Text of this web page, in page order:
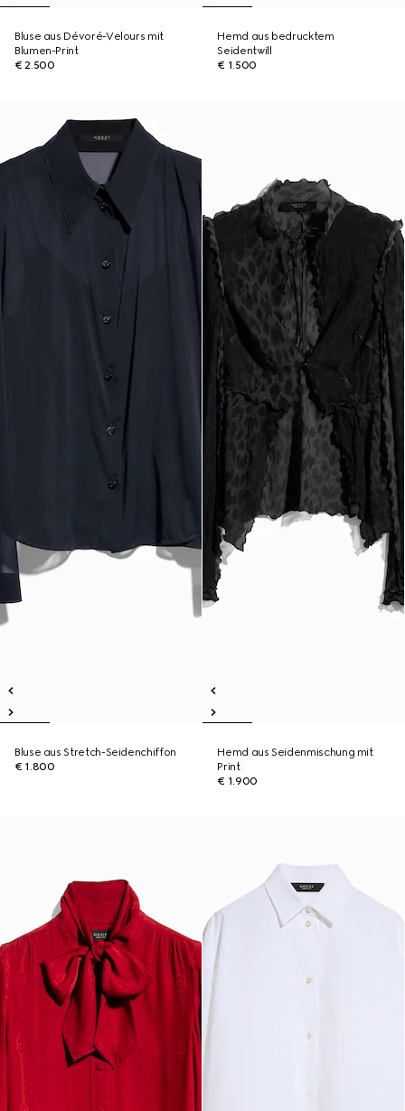
Bluse aus Dévoré-Velours mit
Blumen-Print
€ 2.500
Hemd aus bedrucktem
Seidentwill
€ 1.500
Bluse aus Stretch-Seidenchiffon
€ 1.800
Hemd aus Seidenmischung mit
Print
€ 1.900